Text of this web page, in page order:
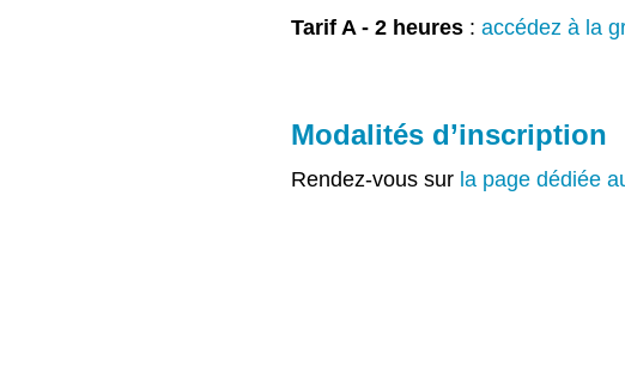
Tarif A - 2 heures: accédez à la
Modalités d’inscription
Rendez-vous sur la page dédiée